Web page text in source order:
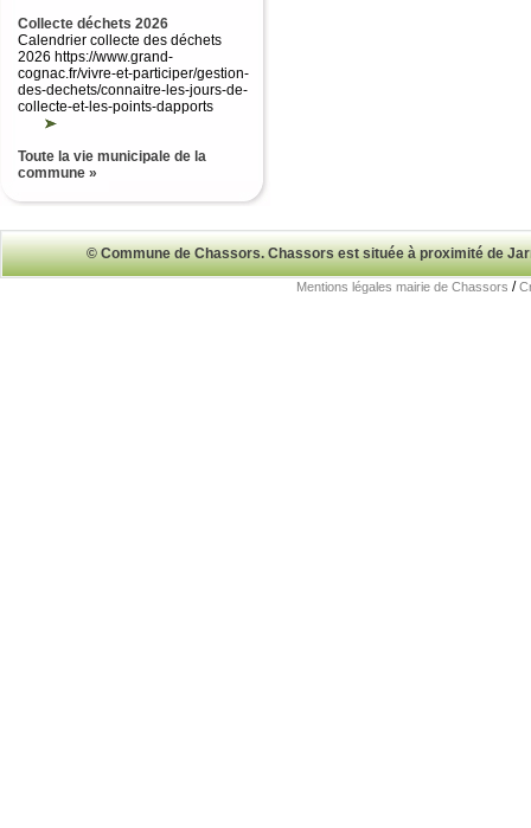
Collecte déchets 2026
Calendrier collecte des déchets
2026 https://www.grand-
cognac.fr/vivre-et-participer/gestion-
des-dechets/connaitre-les-jours-de-
collecte-et-les-points-dapports
Toute la vie municipale de la
commune »
© Commune de Chassors. Chassors est située à proximité de
Mentions légales mairie de Chassors /